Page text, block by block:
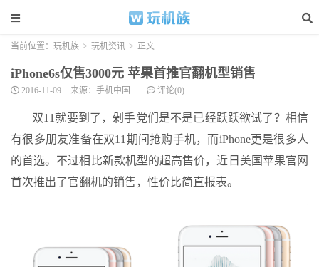
当前位置： 玩机族 > 玩机资讯 > 正文
iPhone6s仅售3000元 苹果首推官翻机型销售
2016-11-09 来源：手机中国 评论(0)
双11就要到了，剁手党们是不是已经跃跃欲试了？相信
有很多朋友准备在双11期间抢购手机，而iPhone更是很多人
的首选。不过相比新款机型的超高售价，近日美国苹果官网
首次推出了官翻机的销售，性价比简直报表。